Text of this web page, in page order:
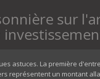
sur
astuces. La première
représentent un montant